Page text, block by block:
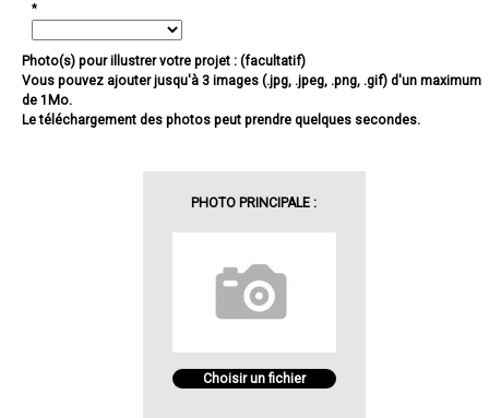
*
Photo(s) pour illustrer votre projet : (facultatif)
Vous pouvez ajouter jusqu'à 3 images (.jpg, .jpeg, .png, .gif) d'un maximum
de 1Mo.
Le téléchargement des photos peut prendre quelques secondes.
PHOTO PRINCIPALE :
Choisir un fichier